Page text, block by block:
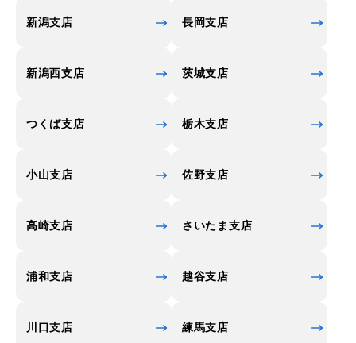
新潟支店 長岡支店
新潟西支店 茨城支店
つくば支店 栃木支店
小山支店 佐野支店
高崎支店 さいたま支店
浦和支店 越谷支店
川口支店 練馬支店